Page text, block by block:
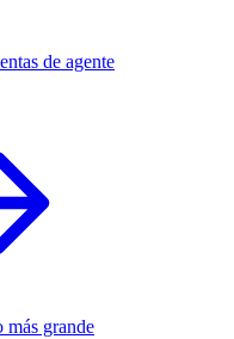
de agente
más grande